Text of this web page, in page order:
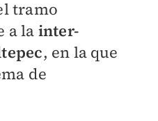
tramo
a la inter-
, en la que
de